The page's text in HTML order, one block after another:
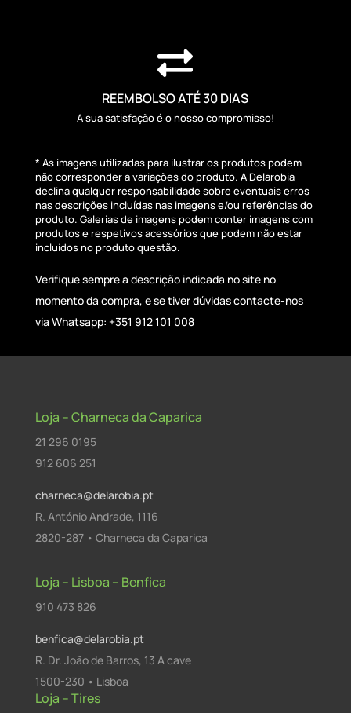

REEMBOLSO ATÉ 30 DIAS
A sua satisfação é o nosso compromisso!
* As imagens utilizadas para ilustrar os produtos podem
não corresponder a variações do produto. A Delarobia
declina qualquer responsabilidade sobre eventuais erros
nas descrições incluídas nas imagens e/ou referências do
produto. Galerias de imagens podem conter imagens com
produtos e respetivos acessórios que podem não estar
incluídos no produto questão.
Verifique sempre a descrição indicada no site no
momento da compra, e se tiver dúvidas contacte-nos
via Whatsapp: +351 912 101 008
Loja – Charneca da Caparica
21 296 0195
912 606 251
charneca@delarobia.pt
R. António Andrade, 1116
2820-287 • Charneca da Caparica
Loja – Lisboa – Benfica
910 473 826
benfica@delarobia.pt
R. Dr. João de Barros, 13 A cave
1500-230 • Lisboa
Loja – Tires